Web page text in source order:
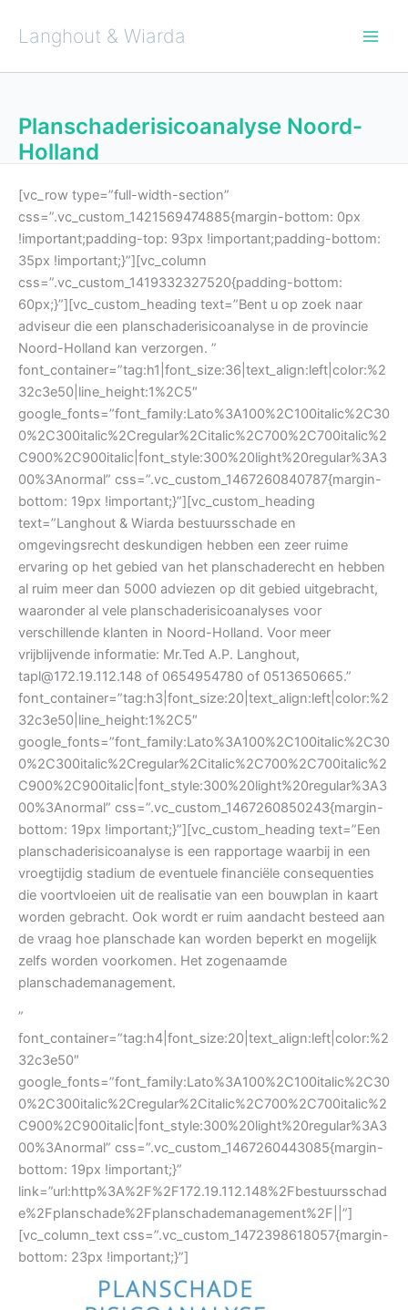
inhoudLanghout & Wiarda
Planschaderisicoanalyse Noord-
Holland
[vc_row type=”full-width-section”
css=”.vc_custom_1421569474885{margin-bottom: 0px
!important;padding-top: 93px !important;padding-bottom:
35px !important;}”][vc_column
css=”.vc_custom_1419332327520{padding-bottom:
60px;}”][vc_custom_heading text=”Bent u op zoek naar
adviseur die een planschaderisicoanalyse in de provincie
Noord-Holland kan verzorgen. ”
font_container=”tag:h1|font_size:36|text_align:left|color:%2
32c3e50|line_height:1%2C5″
google_fonts=”font_family:Lato%3A100%2C100italic%2C30
0%2C300italic%2Cregular%2Citalic%2C700%2C700italic%2
C900%2C900italic|font_style:300%20light%20regular%3A3
00%3Anormal” css=”.vc_custom_1467260840787{margin-
bottom: 19px !important;}”][vc_custom_heading
text=”Langhout & Wiarda bestuursschade en
omgevingsrecht deskundigen hebben een zeer ruime
ervaring op het gebied van het planschaderecht en hebben
al ruim meer dan 5000 adviezen op dit gebied uitgebracht,
waaronder al vele planschaderisicoanalyses voor
verschillende klanten in Noord-Holland. Voor meer
vrijblijvende informatie: Mr.Ted A.P. Langhout,
tapl@172.19.112.148 of 0654954780 of 0513650665.”
font_container=”tag:h3|font_size:20|text_align:left|color:%2
32c3e50|line_height:1%2C5″
google_fonts=”font_family:Lato%3A100%2C100italic%2C30
0%2C300italic%2Cregular%2Citalic%2C700%2C700italic%2
C900%2C900italic|font_style:300%20light%20regular%3A3
00%3Anormal” css=”.vc_custom_1467260850243{margin-
bottom: 19px !important;}”][vc_custom_heading text=”Een
planschaderisicoanalyse is een rapportage waarbij in een
vroegtijdig stadium de eventuele financiële consequenties
die voortvloeien uit de realisatie van een bouwplan in kaart
worden gebracht. Ook wordt er ruim aandacht besteed aan
de vraag hoe planschade kan worden beperkt en mogelijk
zelfs worden voorkomen. Het zogenaamde
planschademanagement.
”
font_container=”tag:h4|font_size:20|text_align:left|color:%2
32c3e50″
google_fonts=”font_family:Lato%3A100%2C100italic%2C30
0%2C300italic%2Cregular%2Citalic%2C700%2C700italic%2
C900%2C900italic|font_style:300%20light%20regular%3A3
00%3Anormal” css=”.vc_custom_1467260443085{margin-
bottom: 19px !important;}”
link=”url:http%3A%2F%2F172.19.112.148%2Fbestuursschad
e%2Fplanschade%2Fplanschademanagement%2F||”]
[vc_column_text css=”.vc_custom_1472398618057{margin-
bottom: 23px !important;}”]